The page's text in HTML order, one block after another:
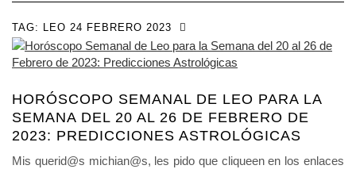
TAG: LEO 24 FEBRERO 2023
HORÓSCOPO SEMANAL DE LEO PARA LA
SEMANA DEL 20 AL 26 DE FEBRERO DE
2023: PREDICCIONES ASTROLÓGICAS
Mis querid@s michian@s, les pido que cliqueen en los enlaces